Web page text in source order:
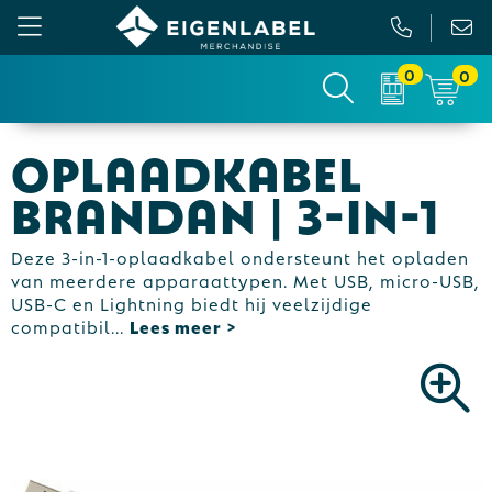
Gezichtsmaskers en mondkapjes
Werkkleding
Sportkleding & Teamwear
T-Shirts
Sweaters
Polo's
Relatiepakketten
Tassen
Anti-stress
Bidons en Sportflessen
Elektronica, Gadgets en USB
Huis, Tuin en Keuken
Custom made picknickkleed
Custom made sokken
Sportkratten & bidons
Custom-made paraplu
Custom-made hesjes
Custom-made riemen
Binnenreclame
Buitenreclame
Vlaggen
Beurs & Presentatie
Drukwerk
0 0
Oplaadkabel
Brandan | 3-in-1
Deze 3-in-1-oplaadkabel ondersteunt het opladen
van meerdere apparaattypen. Met USB, micro-USB,
USB-C en Lightning biedt hij veelzijdige
compatibil